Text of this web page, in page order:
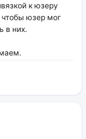
к юзеру
чтобы юзер мог
в них.